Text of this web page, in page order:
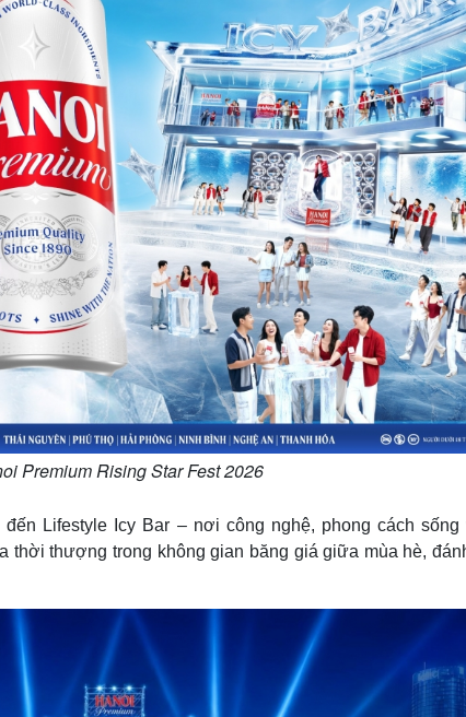
Premium Rising Star Fest 2026
Lifestyle Icy Bar – nơi công nghệ, phong cách sống
thời thượng trong không gian băng giá giữa mùa hè,